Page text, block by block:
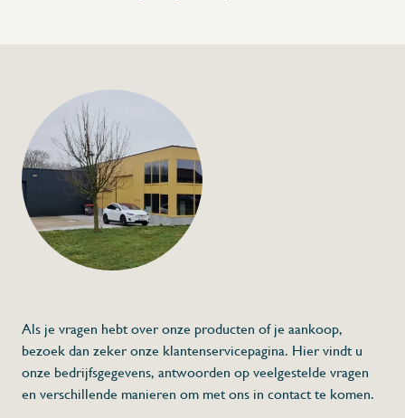
Als je vragen hebt over onze producten of je aankoop,
bezoek dan zeker onze klantenservicepagina. Hier vindt u
onze bedrijfsgegevens, antwoorden op veelgestelde vragen
en verschillende manieren om met ons in contact te komen.